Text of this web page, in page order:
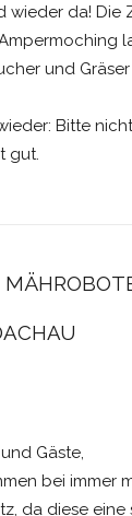
wieder da! Die
und Gräser
Bitte
gut.
Gäste,
bei immer
da diese eine